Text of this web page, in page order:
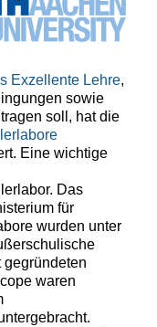
Exzellente Lehre,
sowie
soll, hat die
Eine wichtige
Das
für
wurden unter
gegründeten
waren